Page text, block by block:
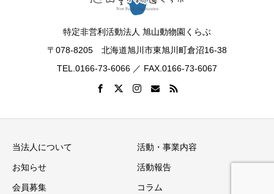
特定非営利活動法人 旭山動物園くらぶ
〒078-8205 北海道旭川市東旭川町倉沼16-38
TEL.0166-73-6066 ／ FAX.0166-73-6067
当法人について 活動・事業内容
お知らせ 活動報告
会員募集 コラム